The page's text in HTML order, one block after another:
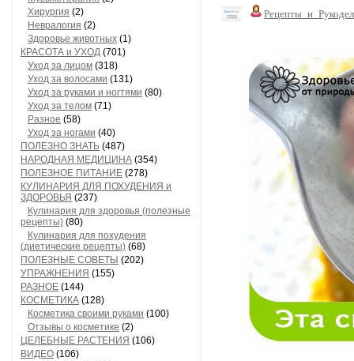
Хирургия (2)
Невралогия (2)
Здоровье животных (1)
КРАСОТА и УХОД (701)
Уход за лицом (318)
Уход за волосами (131)
Уход за руками и ногтями (80)
Уход за телом (71)
Разное (58)
Уход за ногами (40)
ПОЛЕЗНО ЗНАТЬ (487)
НАРОДНАЯ МЕДИЦИНА (354)
ПОЛЕЗНОЕ ПИТАНИЕ (278)
КУЛИНАРИЯ ДЛЯ ПОХУДЕНИЯ и
ЗДОРОВЬЯ (237)
Кулинария для здоровья (полезные
рецепты) (80)
Кулинария для похудения
(диетические рецепты) (68)
ПОЛЕЗНЫЕ СОВЕТЫ (202)
УПРАЖНЕНИЯ (155)
РАЗНОЕ (144)
КОСМЕТИКА (128)
Косметика своими руками (100)
Отзывы о косметике (2)
ЦЕЛЕБНЫЕ РАСТЕНИЯ (106)
ВИДЕО (106)